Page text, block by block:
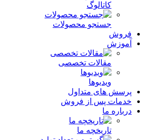
کاتالوگ
جستجو محصولات
فروش
آموزش
مقالات تخصصی
ویدیوها
پرسش های متداول
خدمات پس از فروش
درباره ما
تاریخچه ما